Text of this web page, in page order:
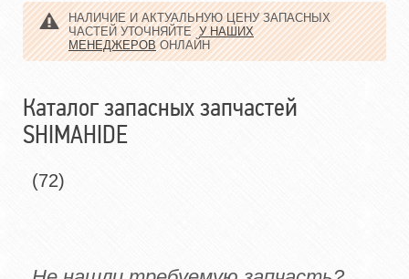
НАЛИЧИЕ И АКТУАЛЬНУЮ ЦЕНУ ЗАПАСНЫХ
ЧАСТЕЙ УТОЧНЯЙТЕУ НАШИХ
МЕНЕДЖЕРОВОНЛАЙН
Каталог запасных запчастей
SHIMAHIDE
(72)